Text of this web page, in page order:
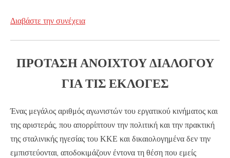
Διαβάστε την συνέχεια
ΠΡΟΤΑΣΗ ΑΝΟΙΧΤΟΥ ΔΙΑΛΟΓΟΥ
ΓΙΑ ΤΙΣ ΕΚΛΟΓΕΣ
Ένας μεγάλος αριθμός αγωνιστών του εργατικού κινήματος και
της αριστεράς, που απορρίπτουν την πολιτική και την πρακτική
της σταλινικής ηγεσίας του ΚΚΕ και δικαιολογημένα δεν την
εμπιστεύονται, αποδοκιμάζουν έντονα τη θέση που εμείς